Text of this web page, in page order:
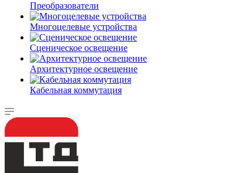
Преобразователи
Многоцелевые устройства
Сценическое освещение
Архитектурное освещение
Кабельная коммутация